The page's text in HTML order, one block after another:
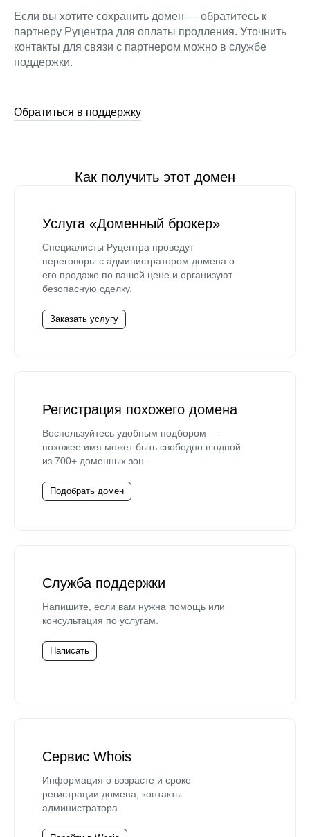
Если вы хотите сохранить домен — обратитесь к
партнеру Руцентра для оплаты продления. Уточнить
контакты для связи с партнером можно в службе
поддержки.
Обратиться в поддержку
Как получить этот домен
Услуга «Доменный брокер»
Специалисты Руцентра проведут
переговоры с администратором домена о
его продаже по вашей цене и организуют
безопасную сделку.
Заказать услугу
Регистрация похожего домена
Воспользуйтесь удобным подбором —
похожее имя может быть свободно в одной
из 700+ доменных зон.
Подобрать домен
Служба поддержки
Напишите, если вам нужна помощь или
консультация по услугам.
Написать
Сервис Whois
Информация о возрасте и сроке
регистрации домена, контакты
администратора.